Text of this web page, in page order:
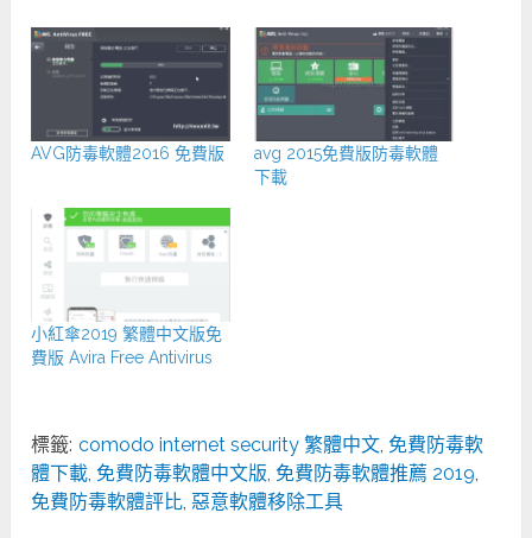
AVG防毒軟體2016 免費版
avg 2015免費版防毒軟體
下載
小紅傘2019 繁體中文版免
費版 Avira Free Antivirus
標籤: comodo internet security 繁體中文 免費防毒軟
體下載 免費防毒軟體中文版 免費防毒軟體推薦 2019
免費防毒軟體評比 ,惡意軟體移除工具